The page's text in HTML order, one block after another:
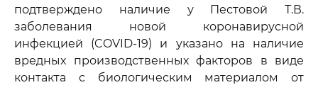
подтверждено наличие у Пестовой Т.В.
заболевания новой коронавирусной
инфекцией (COVID-19) и указано на наличие
вредных производственных факторов в виде
контакта с биологическим материалом от